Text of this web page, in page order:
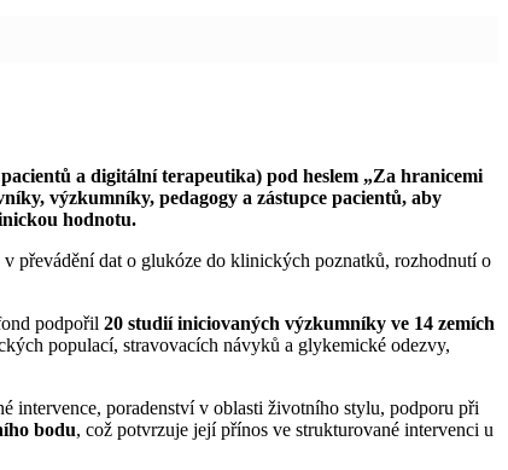
a digitální terapeutika) pod heslem „Za hranicemi
výzkumníky, pedagogy a zástupce pacientů, aby
hodnotu.
převádění dat o glukóze do klinických poznatků, rozhodnutí o
podpořil 20 studií iniciovaných výzkumníky ve 14 zemích
populací, stravovacích návyků a glykemické odezvy,
intervence, poradenství v oblasti životního stylu, podporu při
bodu, což potvrzuje její přínos ve strukturované intervenci u